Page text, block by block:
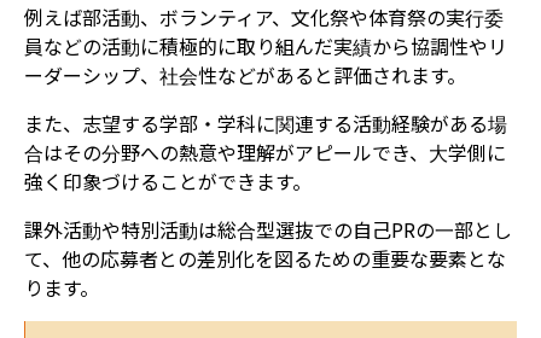
例えば部活動、ボランティア、文化祭や体育祭の実行委
員などの活動に積極的に取り組んだ実績から協調性やリ
ーダーシップ、社会性などがあると評価されます。
また、志望する学部・学科に関連する活動経験がある場
合はその分野への熱意や理解がアピールでき、大学側に
強く印象づけることができます。
課外活動や特別活動は総合型選抜での自己PRの一部とし
て、他の応募者との差別化を図るための重要な要素とな
ります。